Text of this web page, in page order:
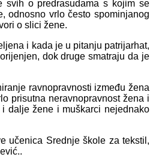
svih o predrasudama s kojim se
odnosno vrlo često spominjanog
o slici žene.
i kada je u pitanju patrijarhat,
dok druge smatraju da je
ravnopravnosti između žena
prisutna neravnopravnost žena i
dalje žene i muškarci nejednako
učenica Srednje škole za tekstil,